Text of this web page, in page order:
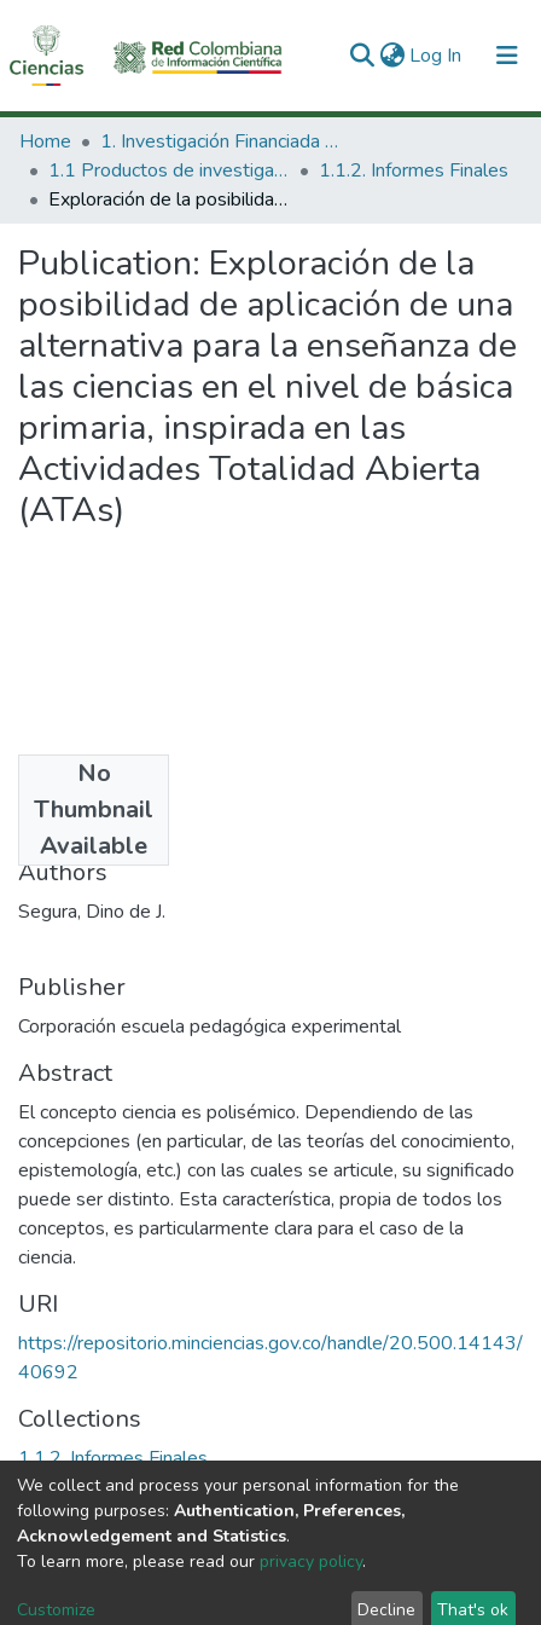
Log In (current)
Communities & Collections
All of DSpace
Home
1. Investigación Financiada con Recursos Públicos
1.1 Productos de investigación
1.1.2. Informes Finales
Exploración de la posibilidad de aplicación de una alternativa para la enseñanza de las ciencias en el nivel de básica primaria, inspirada en las Actividades Totalidad Abierta (ATAs)
Publication: Exploración de la
posibilidad de aplicación de una
alternativa para la enseñanza de
las ciencias en el nivel de básica
primaria, inspirada en las
Actividades Totalidad Abierta
(ATAs)
No
Thumbnail
Available
1994
Authors
Segura, Dino de J.
Publisher
Corporación escuela pedagógica experimental
Abstract
El concepto ciencia es polisémico. Dependiendo de las
concepciones (en particular, de las teorías del conocimiento,
epistemología, etc.) con las cuales se articule, su significado
puede ser distinto. Esta característica, propia de todos los
conceptos, es particularmente clara para el caso de la
ciencia.
URI
https://repositorio.minciencias.gov.co/handle/20.500.14143/
40692
Collections
1.1.2. Informes Finales
Full item page
DSpace software copyright © 2002-2026
Cookie
End User
Send
We collect and process your personal information for the
following purposes: Authentication, Preferences,
Acknowledgement and Statistics.
To learn more, please read our privacy policy.
Customize Decline That's ok